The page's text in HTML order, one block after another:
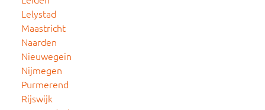
Lelystad
Maastricht
Naarden
Nieuwegein
Nijmegen
Purmerend
Rijswijk